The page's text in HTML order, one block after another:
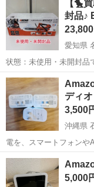
【🐤
23,800
愛知県
状態：未使用・未開封品です。 ※こちらの商品は他のサ
も同時販売しております
ECHO/ エコー...
愛知 名古屋市
ディ
3,500
沖縄県
電を、スマートフォンや
できるよ…
沖縄 石垣市
5,000